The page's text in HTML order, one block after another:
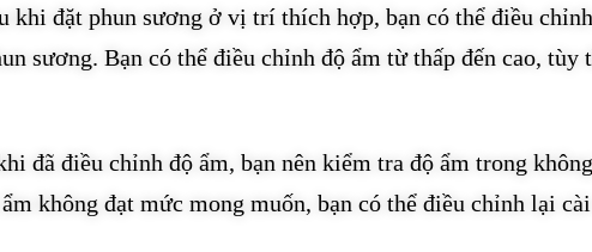
khi đặt phun sương ở vị trí thích hợp, bạn có thể điều
sương. Bạn có thể điều chỉnh độ ẩm từ thấp đến cao, tùy
đã điều chỉnh độ ẩm, bạn nên kiểm tra độ ẩm trong
không đạt mức mong muốn, bạn có thể điều chỉnh lại